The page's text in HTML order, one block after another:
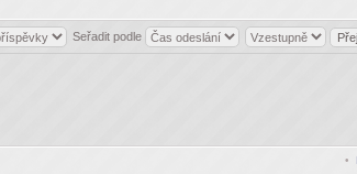
Seřadit podle
•